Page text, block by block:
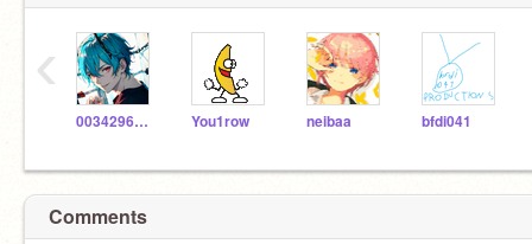
0034296pika You1row neibaa bfdi041
‹
Comments